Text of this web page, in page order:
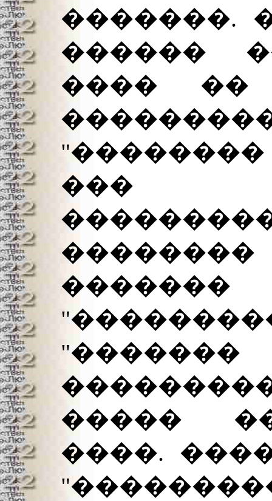
�������.
������
���� ��
"��������
�����
����.